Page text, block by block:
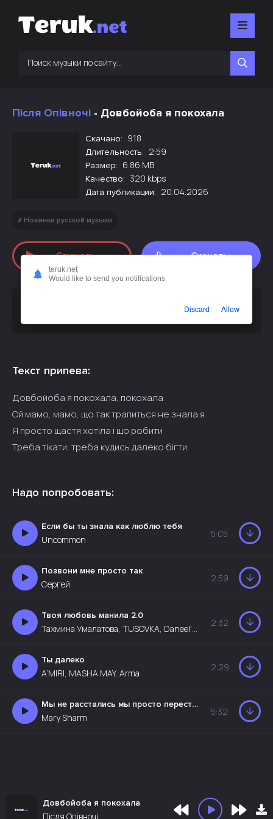
Після Опівночі - Довбойоба я покохала
Скачано: 918
Длительность: 2:59
Размер: 6.86 MB
Качество: 320 kbps
Дата публикации: 20.04.2026
Новинки русской музыки
Слушать Скачать
Після Опівночі - Довбойоба я покохала
Текст припева:
Довбойоба я покохала, покохала
Ой мамо, мамо, що так трапиться не знала я
Я просто щастя хотіла і що робити
Треба тікати, треба кудись далеко бігти
Надо попробовать:
Если бы ты знала как люблю тебя
Uncommon
5:05
Позвони мне просто так
Сергей
2:59
Твоя любовь манила 2.0
Тахмина Умалатова, TUSOVKA, Daneel'D, LEZGINKA
2:32
Ты далеко
A’MIRI, MASHA MAY, Arma
2:29
Мы не расстались мы просто перестали любить
Mary Sharm
5:32
Довбойоба я покохала
Після Опівночі
teruk.net
Would like to send you notifications
Discard Allow